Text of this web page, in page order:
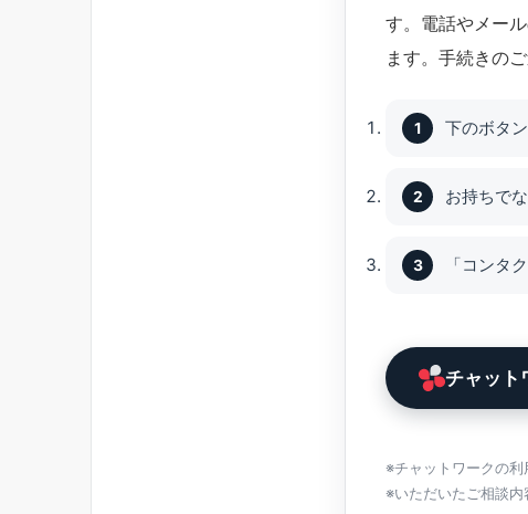
す。電話やメー
ます。手続きの
下のボタ
お持ちで
「コンタ
チャット
※チャットワークの利
※いただいたご相談内